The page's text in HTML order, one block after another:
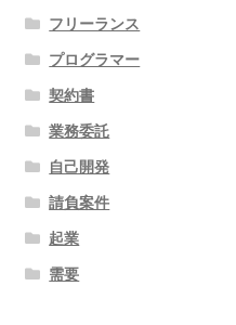
フリーランス
プログラマー
契約書
業務委託
自己開発
請負案件
起業
需要